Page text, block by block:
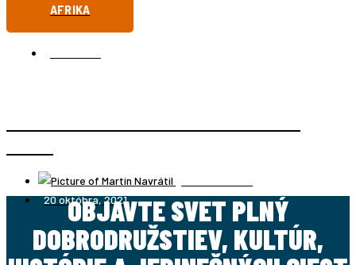
AFRIKA
20 októbra, 2021
OBJAVTE SVET PLNÝ
DOBRODRUŽSTIEV, KULTÚR,